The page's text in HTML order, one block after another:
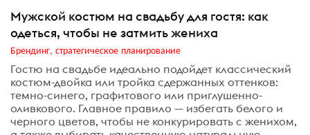
Мужской костюм на свадьбу для гостя: как
одеться, чтобы не затмить жениха
Брендинг, стратегическое планирование
Гостю на свадьбе идеально подойдет классический
костюм-двойка или тройка сдержанных оттенков:
темно-синего, графитового или приглушенно-
оливкового. Главное правило — избегать белого и
черного цветов, чтобы не конкурировать с женихом,